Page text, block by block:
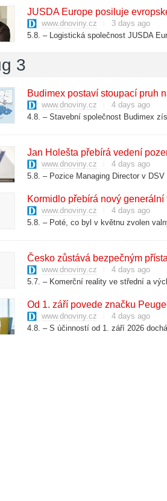
​JUSDA Europe posiluje
www.dnoviny.cz
3 days ago
5.8. – Logistická společnost JUSDA
3
​Budimex postaví stoupací pruh
www.dnoviny.cz
4 days ago
4.8. – Stavební společnost Budimex
​Jan Holešta přebírá vedení
www.dnoviny.cz
4 days ago
5.8. – Pozice Managing Director v
​Kormidlo přebírá nový
www.dnoviny.cz
4 days ago
5.8. – Poté, co byl v květnu zvolen
​Česko zůstává bezpečným
www.dnoviny.cz
4 days ago
5.7. – Komerční reality ve střední a
​Od 1. září povede značku
www.dnoviny.cz
4 days ago
4.8. – S účinností od 1. září 2026